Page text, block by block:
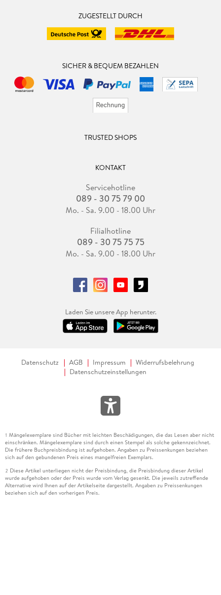
ZUGESTELLT DURCH
SICHER & BEQUEM BEZAHLEN
TRUSTED SHOPS
KONTAKT
Servicehotline
089 - 30 75 79 00
Mo. - Sa. 9.00 - 18.00 Uhr
Filialhotline
089 - 30 75 75 75
Mo. - Sa. 9.00 - 18.00 Uhr
Laden Sie unsere App herunter.
Datenschutz AGB Impressum
Widerrufsbelehrung
Datenschutzeinstellungen
1 Mängelexemplare sind Bücher mit leichten Beschädigungen, die das Lesen aber nicht
einschränken. Mängelexemplare sind durch einen Stempel als solche gekennzeichnet.
Die frühere Buchpreisbindung ist aufgehoben. Angaben zu Preissenkungen beziehen
sich auf den gebundenen Preis eines mangelfreien Exemplars.
2 Diese Artikel unterliegen nicht der Preisbindung, die Preisbindung dieser Artikel
wurde aufgehoben oder der Preis wurde vom Verlag gesenkt. Die jeweils zutreffende
Alternative wird Ihnen auf der Artikelseite dargestellt. Angaben zu Preissenkungen
beziehen sich auf den vorherigen Preis.